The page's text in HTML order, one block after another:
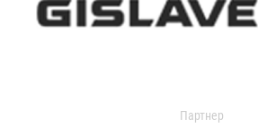
Партнер